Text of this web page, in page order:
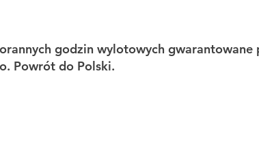
godzin wylotowych gwarantowane
Powrót do Polski.